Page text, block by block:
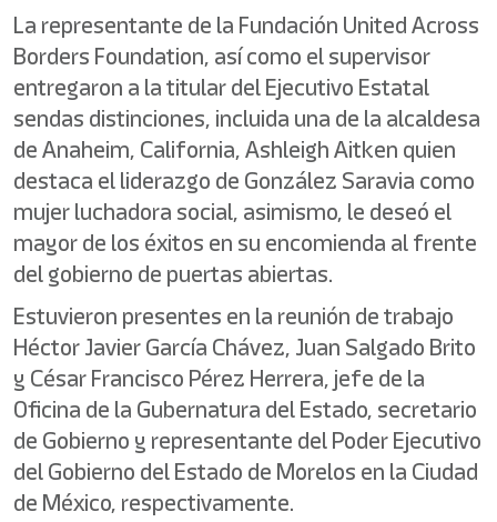
La representante de la Fundación United Across
Borders Foundation, así como el supervisor
entregaron a la titular del Ejecutivo Estatal
sendas distinciones, incluida una de la alcaldesa
de Anaheim, California, Ashleigh Aitken quien
destaca el liderazgo de González Saravia como
mujer luchadora social, asimismo, le deseó el
mayor de los éxitos en su encomienda al frente
del gobierno de puertas abiertas.
Estuvieron presentes en la reunión de trabajo
Héctor Javier García Chávez, Juan Salgado Brito
y César Francisco Pérez Herrera, jefe de la
Oficina de la Gubernatura del Estado, secretario
de Gobierno y representante del Poder Ejecutivo
del Gobierno del Estado de Morelos en la Ciudad
de México, respectivamente.